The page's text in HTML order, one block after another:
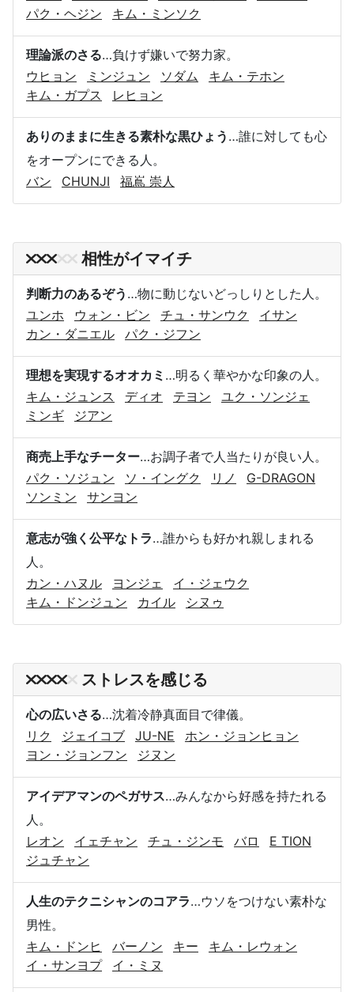
パク・ヘジン
キム・ミンソク
理論派のさる…負けず嫌いで努力家。
ウヒョン
ミンジュン ソダム
キム・テホン
キム・ガプス
レヒョン
ありのままに生きる素朴な黒ひょう …誰に対しても心
をオープンにできる人。
バン
CHUNJI 福嶌 崇人
相性がイマイチ
判断力のあるぞう …物に動じないどっしりとした人。
ユンホ
ウォン・ビン チュ・サンウク
イサン
カン・ダニエル
パク・ジフン
理想を実現するオオカミ …明るく華やかな印象の人。
キム・ジュンス
ディオ テヨン
ユク・ソンジェ
ミンギ
ジアン
商売上手なチーター…お調子者で人当たりが良い人。
パク・ソジュン
ソ・イングク リノ
G-DRAGON
ソンミン
サンヨン
意志が強く公平なトラ…誰からも好かれ親しまれる
人。
カン・ハヌル
ヨンジェ
イ・ジェウク
キム・ドンジュン
カイル シヌゥ
ストレスを感じる
心の広いさる…沈着冷静真面目で律儀。
リク
ジェイコブ JU-NE
ホン・ジョンヒョン
ヨン・ジョンフン
ジヌン
アイデアマンのペガサス…みんなから好感を持たれる
人。
レオン
イェチャン チュ・ジンモ バロ
E TION
ジュチャン
人生のテクニシャンのコアラ…ウソをつけない素朴な
男性。
キム・ドンヒ
バーノン キー
キム・レウォン
イ・サンヨプ
イ・ミヌ